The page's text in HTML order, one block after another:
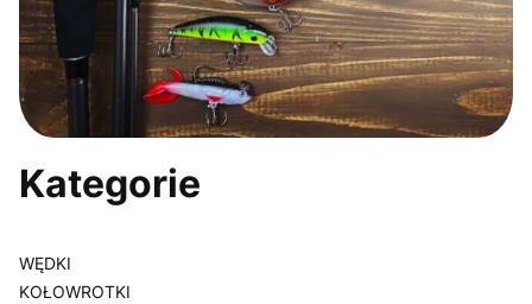
Kategorie
WĘDKI
KOŁOWROTKI